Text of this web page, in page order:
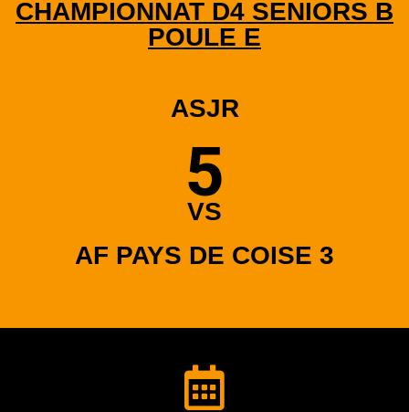
CHAMPIONNAT D4 SENIORS B
POULE E
ASJR
5
VS
AF PAYS DE COISE 3